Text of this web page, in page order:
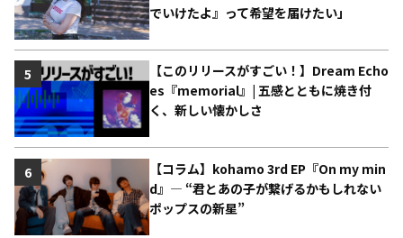
でいけたよ』って希望を届けたい」
【このリリースがすごい！】Dream Echo
es『memorial』| 五感とともに焼き付
く、新しい懐かしさ
5
【コラム】kohamo 3rd EP『On my min
d』― “君とあの子が繋げるかもしれない
ポップスの新星”
6